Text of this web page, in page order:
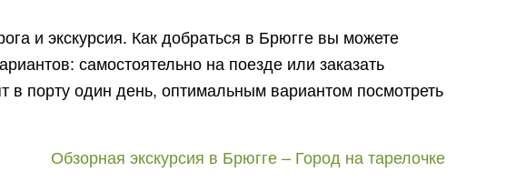
и экскурсия. Как добраться в Брюгге вы можете
самостоятельно на поезде или заказать
в порту один день, оптимальным вариантом посмотреть
Обзорная экскурсия в Брюгге – Город на тарелочке